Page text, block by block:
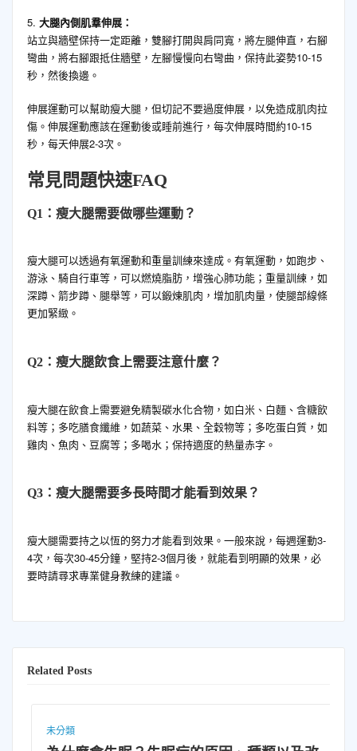
5. 大腿內側肌羣伸展：
站立與牆壁保持一定距離，雙腳打開與肩同寬，將左腿伸直，右腳
彎曲，將右腳跟抵住牆壁，左腳慢慢向右彎曲，保持此姿勢10-15
秒，然後換邊。
伸展運動可以幫助瘦大腿，但切記不要過度伸展，以免造成肌肉拉
傷。伸展運動應該在運動後或睡前進行，每次伸展時間約10-15
秒，每天伸展2-3次。
常見問題快速FAQ
Q1：瘦大腿需要做哪些運動？
瘦大腿可以透過有氧運動和重量訓練來達成。有氧運動，如跑步、
游泳、騎自行車等，可以燃燒脂肪，增強心肺功能；重量訓練，如
深蹲、箭步蹲、腿舉等，可以鍛煉肌肉，增加肌肉量，使腿部線條
更加緊緻。
Q2：瘦大腿飲食上需要注意什麼？
瘦大腿在飲食上需要避免精製碳水化合物，如白米、白麵、含糖飲
料等；多吃膳食纖維，如蔬菜、水果、全穀物等；多吃蛋白質，如
雞肉、魚肉、豆腐等；多喝水；保持適度的熱量赤字。
Q3：瘦大腿需要多長時間才能看到效果？
瘦大腿需要持之以恆的努力才能看到效果。一般來說，每週運動3-
4次，每次30-45分鐘，堅持2-3個月後，就能看到明顯的效果，必
要時請尋求專業健身教練的建議。
Related Posts